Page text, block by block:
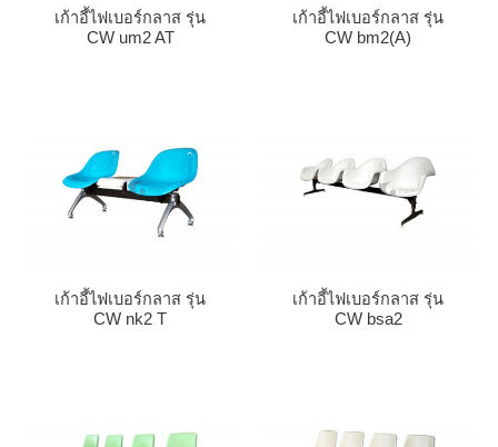
เก้าอี้ไฟเบอร์กลาส รุ่น
CW um2 AT
เก้าอี้ไฟเบอร์กลาส รุ่น
CW bm2(A)
เก้าอี้ไฟเบอร์กลาส รุ่น
CW nk2 T
เก้าอี้ไฟเบอร์กลาส รุ่น
CW bsa2